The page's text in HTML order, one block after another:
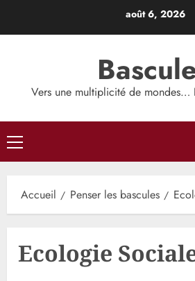
août 6, 2026
Vers une multiplicité de mondes…
Menu
principal
Accueil Penser les bascules
Ecologie